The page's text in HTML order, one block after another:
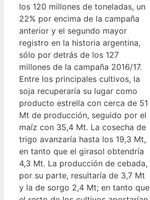
los 120 millones de toneladas, un
22% por encima de la campaña
anterior y el segundo mayor
registro en la historia argentina,
sólo por detrás de los 127
millones de la campaña 2016/17.
Entre los principales cultivos, la
soja recuperaría su lugar como
producto estrella con cerca de 51
Mt de producción, seguido por el
maíz con 35,4 Mt. La cosecha de
trigo avanzaría hasta los 19,3 Mt,
en tanto que el girasol obtendría
4,3 Mt. La producción de cebada,
por su parte, resultaría de 3,7 Mt
y la de sorgo 2,4 Mt; en tanto que